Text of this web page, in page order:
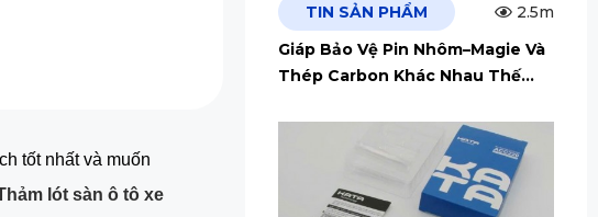
tốt nhất và muốn
lót sàn ô tô xe
TIN SẢN PHẨM
2.5m
Giáp Bảo Vệ Pin Nhôm–Magie Và
Thép Carbon Khác Nhau Thế